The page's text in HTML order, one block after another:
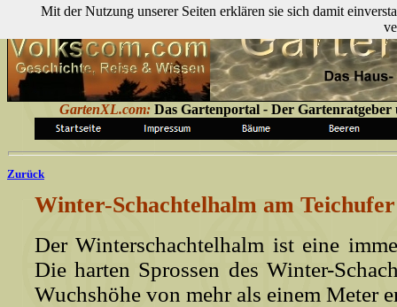
GartenXL.com: Das Gartenportal - Der Gartenratgeber
Zurück
Winter-Schachtelhalm am
Der Winterschachtelhalm ist eine
Die harten Sprossen des Winter-
Wuchshöhe von mehr als einem Meter
Mit der Nutzung unserer Seiten erklären sie sich damit